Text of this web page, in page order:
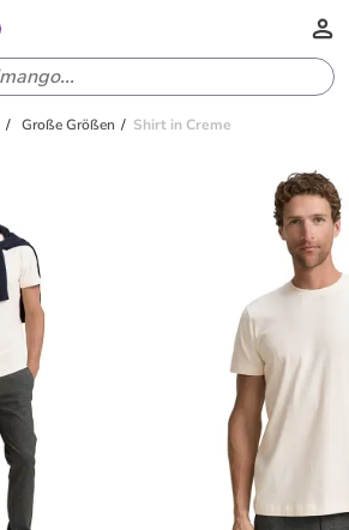
Große Größen Shirt in Creme